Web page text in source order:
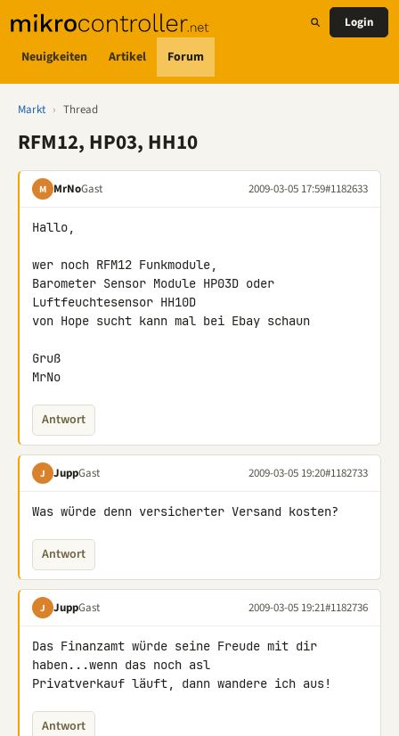
Neuigkeiten Artikel Forum
Login
Markt › Thread
RFM12, HP03, HH10
M MrNoGast 2009-03-05 17:59#1182633
Hallo,
wer noch RFM12 Funkmodule,
Barometer Sensor Module HP03D oder
Luftfeuchtesensor HH10D
von Hope sucht kann mal bei Ebay schaun
Gruß
MrNo
Antwort
J JuppGast 2009-03-05 19:20#1182733
Was würde denn versicherter Versand kosten?
Antwort
J JuppGast 2009-03-05 19:21#1182736
Das Finanzamt würde seine Freude mit dir
haben...wenn das noch asl
Privatverkauf läuft, dann wandere ich aus!
Antwort